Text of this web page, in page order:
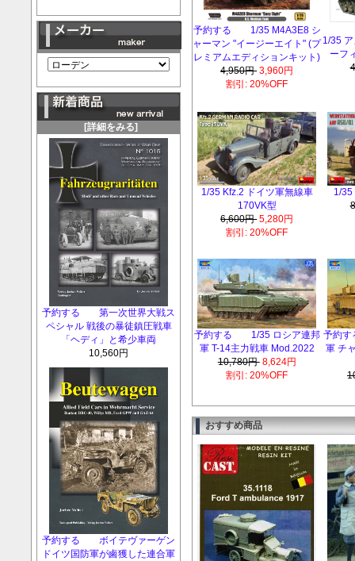
[詳細をみる]
予約する 第一次世界大戦ス
ペシャル 戦後の暴徒鎮圧戦車
「ヘディ」と希少車両
10,560円
予約する ボイテヴァーゲン
ドイツ国防軍が鹵獲した連合軍
予約する 1/35 M4A3E8 シ
ャーマン "イージーエイト" (プ
レミアムエディションキット)
4,950円 3,960円
割引: 20%OFF
1/35
ーフ
1/35 Kfz.2 ドイツ軍無線車
170VK型
6,600円 5,280円
割引: 20%OFF
1/35
予約する 1/35 ロシア連邦
軍 T-14主力戦車 Mod.2022
10,780円 8,624円
割引: 20%OFF
予約
軍 チ
おすすめ商品